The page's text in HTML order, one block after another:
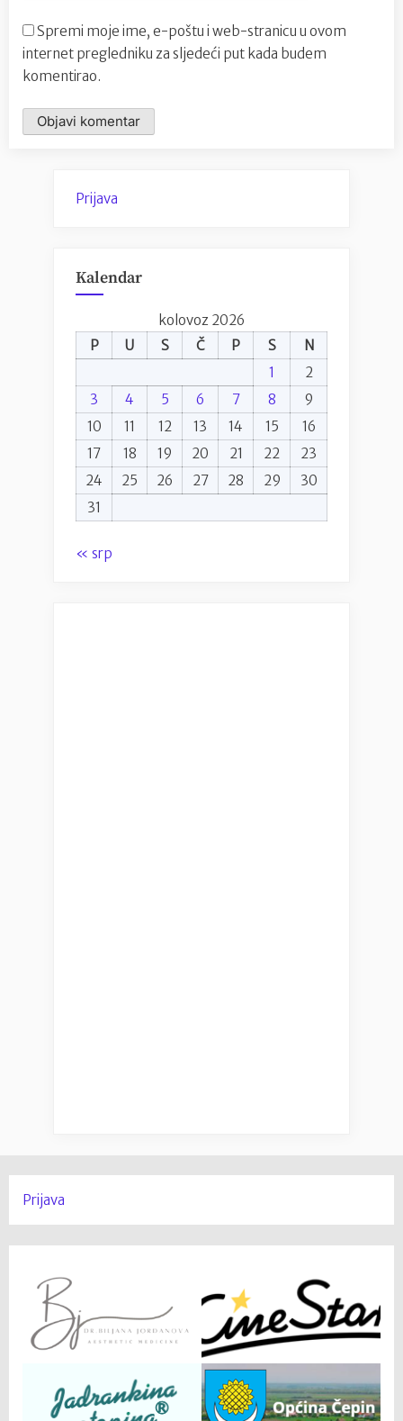
Spremi moje ime, e-poštu i web-stranicu u ovom
internet pregledniku za sljedeći put kada budem
komentirao.
Prijava
Kalendar
kolovoz 2026
P
U S Č P S
N
1
2
3
4 5 6 7 8
9
10
11 12 13 14 15
16
17
18 19 20 21 22
23
24
25 26 27 28 29
30
31
« srp
Prijava